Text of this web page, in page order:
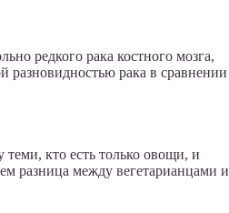
редкого рака костного мозга,
разновидностью рака в сравнении
кто есть только овощи, и
разница между вегетарианцами и